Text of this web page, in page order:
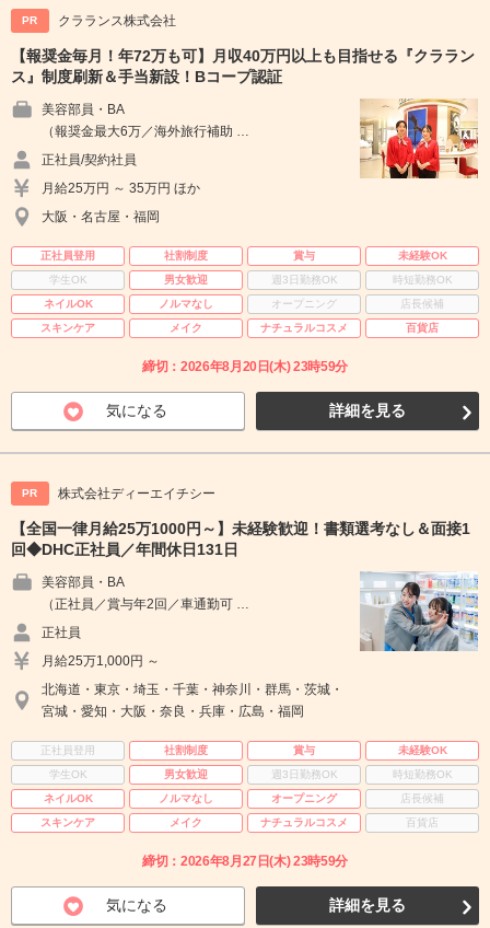
PR クラランス株式会社
【報奨金毎月！年72万も可】月収40万円以上も目指せる『クララン
ス』制度刷新＆手当新設！Bコープ認証
美容部員・BA
（報奨金最大6万／海外旅行補助 …
正社員/契約社員
月給25万円 ～ 35万円 ほか
大阪・名古屋・福岡
正社員登用 社割制度 賞与
未経験OK
学生OK
男女歓迎 週3日勤務OK
時短勤務OK
ネイルOK
ノルマなし オープニング
店長候補
スキンケア
メイク ナチュラルコスメ 百貨店
締切：2026年8月20日(木) 23時59分
気になる 詳細を見る
PR 株式会社ディーエイチシー
【全国一律月給25万1000円～】未経験歓迎！書類選考なし＆面接1
回◆DHC正社員／年間休日131日
美容部員・BA
（正社員／賞与年2回／車通勤可 …
正社員
月給25万1,000円 ～
北海道・東京・埼玉・千葉・神奈川・群馬・茨城・
宮城・愛知・大阪・奈良・兵庫・広島・福岡
正社員登用 社割制度 賞与
未経験OK
学生OK
男女歓迎 週3日勤務OK
時短勤務OK
ネイルOK
ノルマなし オープニング
店長候補
スキンケア
メイク ナチュラルコスメ 百貨店
締切：2026年8月27日(木) 23時59分
気になる 詳細を見る